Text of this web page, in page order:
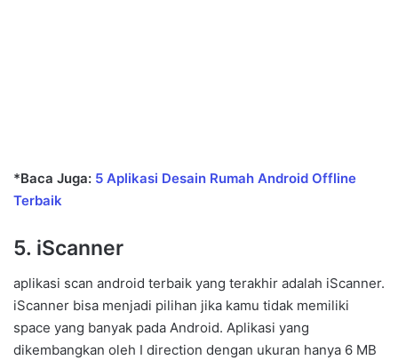
*Baca Juga: 5 Aplikasi Desain Rumah Android Offline
Terbaik
5. iScanner
aplikasi scan android terbaik yang terakhir adalah iScanner.
iScanner bisa menjadi pilihan jika kamu tidak memiliki
space yang banyak pada Android. Aplikasi yang
dikembangkan oleh I direction dengan ukuran hanya 6 MB